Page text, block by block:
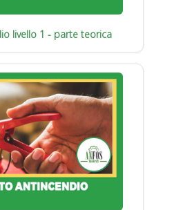
livello 1 - parte teorica